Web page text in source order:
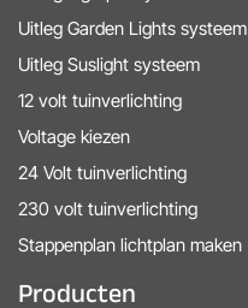
Uitleg Garden Lights systeem
Uitleg Suslight systeem
12 volt tuinverlichting
Voltage kiezen
24 Volt tuinverlichting
230 volt tuinverlichting
Stappenplan lichtplan maken
Producten